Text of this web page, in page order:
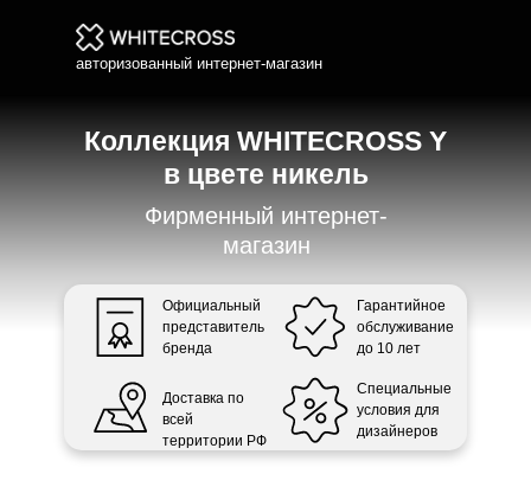
авторизованный интернет-магазин
Коллекция WHITECROSS Y
в цвете никель
Фирменный интернет-
магазин
Официальный
представитель
бренда
Доставка по
всей
территории РФ
Гарантийное
обслуживание
до 10 лет
Специальные
условия для
дизайнеров